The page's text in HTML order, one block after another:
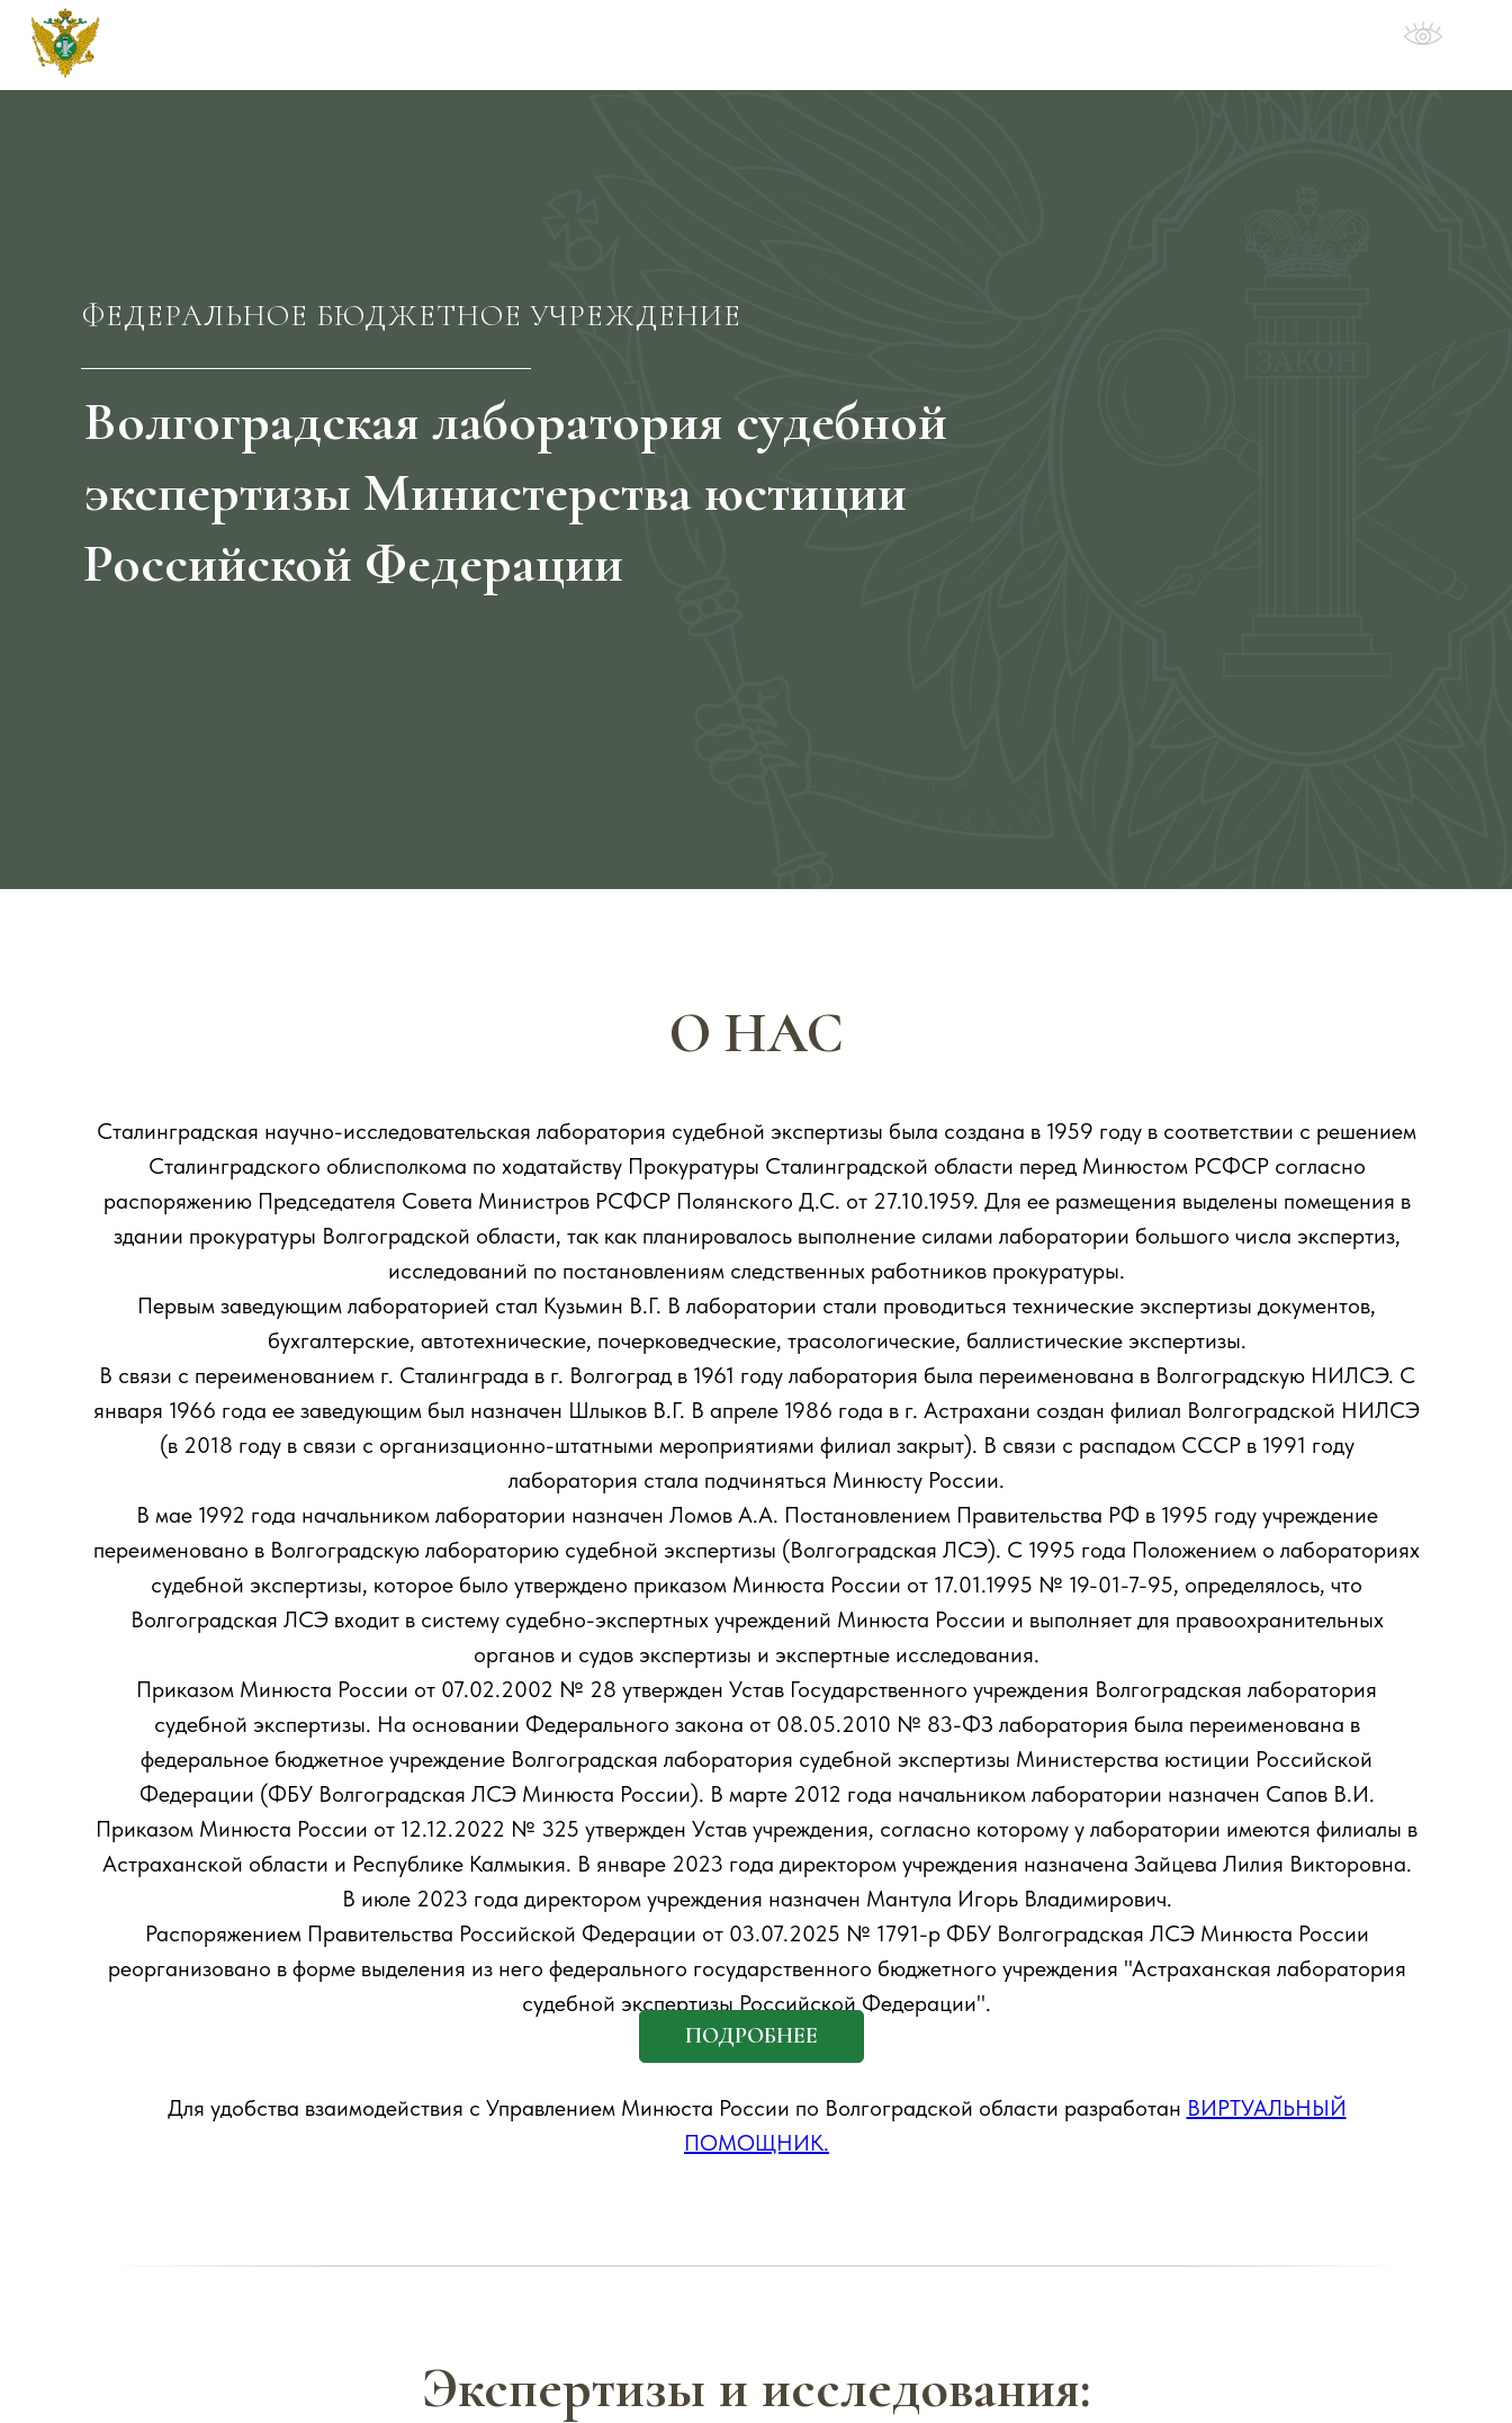
Волгоградская лаборатория судебной
экспертизы Министерства юстиции
Российской Федерации
ФЕДЕРАЛЬНОЕ БЮДЖЕТНОЕ УЧРЕЖДЕНИЕ
О НАС
Сталинградская научно-исследовательская лаборатория судебной экспертизы была создана в 1959 году в соответствии с решением
Сталинградского облисполкома по ходатайству Прокуратуры Сталинградской области перед Минюстом РСФСР согласно
распоряжению Председателя Совета Министров РСФСР Полянского Д.С. от 27.10.1959. Для ее размещения выделены помещения в
здании прокуратуры Волгоградской области, так как планировалось выполнение силами лаборатории большого числа экспертиз,
исследований по постановлениям следственных работников прокуратуры.
Первым заведующим лабораторией стал Кузьмин В.Г. В лаборатории стали проводиться технические экспертизы документов,
бухгалтерские, автотехнические, почерковедческие, трасологические, баллистические экспертизы.
В связи с переименованием г. Сталинграда в г. Волгоград в 1961 году лаборатория была переименована в Волгоградскую НИЛСЭ. С
января 1966 года ее заведующим был назначен Шлыков В.Г. В апреле 1986 года в г. Астрахани создан филиал Волгоградской НИЛСЭ
(в 2018 году в связи с организационно-штатными мероприятиями филиал закрыт). В связи с распадом СССР в 1991 году
лаборатория стала подчиняться Минюсту России.
В мае 1992 года начальником лаборатории назначен Ломов А.А. Постановлением Правительства РФ в 1995 году учреждение
переименовано в Волгоградскую лабораторию судебной экспертизы (Волгоградская ЛСЭ). С 1995 года Положением о лабораториях
судебной экспертизы, которое было утверждено приказом Минюста России от 17.01.1995 № 19-01-7-95, определялось, что
Волгоградская ЛСЭ входит в систему судебно-экспертных учреждений Минюста России и выполняет для правоохранительных
органов и судов экспертизы и экспертные исследования.
Приказом Минюста России от 07.02.2002 № 28 утвержден Устав Государственного учреждения Волгоградская лаборатория
судебной экспертизы. На основании Федерального закона от 08.05.2010 № 83-ФЗ лаборатория была переименована в
федеральное бюджетное учреждение Волгоградская лаборатория судебной экспертизы Министерства юстиции Российской
Федерации (ФБУ Волгоградская ЛСЭ Минюста России). В марте 2012 года начальником лаборатории назначен Сапов В.И.
Приказом Минюста России от 12.12.2022 № 325 утвержден Устав учреждения, согласно которому у лаборатории имеются филиалы в
Астраханской области и Республике Калмыкия. В январе 2023 года директором учреждения назначена Зайцева Лилия Викторовна.
В июле 2023 года директором учреждения назначен Мантула Игорь Владимирович.
Распоряжением Правительства Российской Федерации от 03.07.2025 № 1791-р ФБУ Волгоградская ЛСЭ Минюста России
реорганизовано в форме выделения из него федерального государственного бюджетного учреждения "Астраханская лаборатория
судебной экспертизы Российской Федерации".
Для удобства взаимодействия с Управлением Минюста России по Волгоградской области разработан ВИРТУАЛЬНЫЙ
ПОМОЩНИК.
ПОДРОБНЕЕ
Экспертизы и исследования: